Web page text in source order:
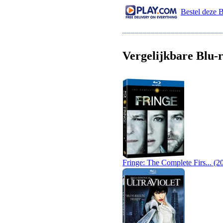
Bestel deze
Vergelijkbare Blu-
Fringe: The Complete Firs...